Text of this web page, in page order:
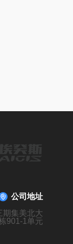
公司地址
期集美北大
901-1单元